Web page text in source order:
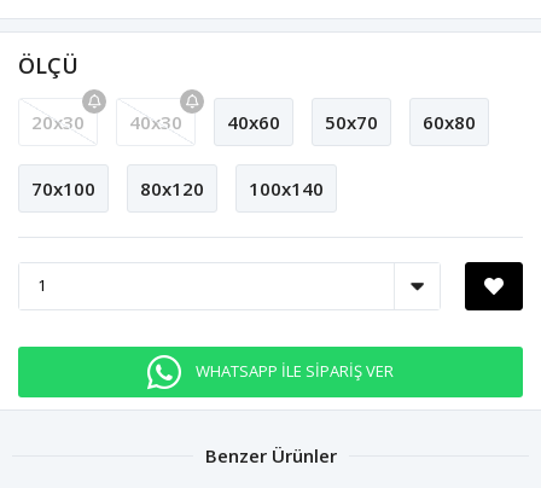
ÖLÇÜ
20x30 40x30 40x60 50x70 60x80
70x100 80x120 100x140
WHATSAPP İLE SİPARİŞ VER
Benzer Ürünler